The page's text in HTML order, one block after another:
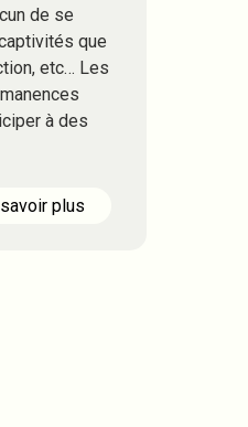
de se
que
etc… Les
à des
plus